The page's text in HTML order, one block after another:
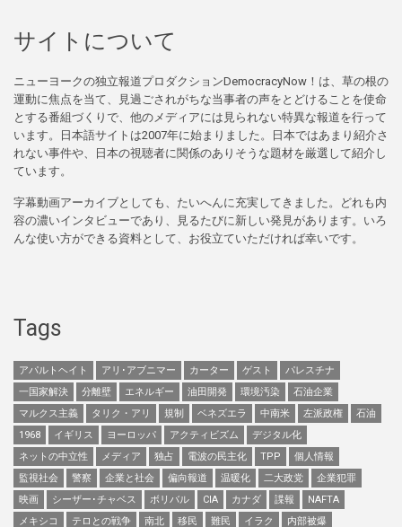
サイトについて
ニューヨークの独立報道プロダクションDemocracyNow！は、草の根の
運動に焦点を当て、見過ごされがちな当事者の声をとどけることを使命
とする番組づくりで、他のメディアには見られない特異な報道を行って
います。日本語サイトは2007年に始まりました。日本ではあまり紹介さ
れない事件や、日本の視聴者に関係のありそうな題材を厳選して紹介し
ています。
字幕動画アーカイブとしても、たいへんに充実してきました。どれも内
容の濃いインタビューであり、見るたびに新しい発見があります。いろ
んな使い方ができる資料として、お役立ていただければ幸いです。
Tags
アパルトヘイト アリ･アブニマー カーター ゲスト
パレスチナ
一国家解決
分離壁 エネルギー 油田開発 環境汚染
石油企業
マルクス主義
タリク・アリ 規制 ベネズエラ 中南米 左派政権
石油
1968
イギリス ヨーロッパ アクティビズム
デジタル化
ネットの中立性
メディア 独占 電波の民主化 TPP
個人情報
監視社会
警察 企業と社会 偏向報道 温暖化 二大政党
企業犯罪
映画
シーザー･チャベス ボリバル CIA カナダ 諜報
NAFTA
メキシコ
テロとの戦争 南北 移民 難民 イラク 内部被爆